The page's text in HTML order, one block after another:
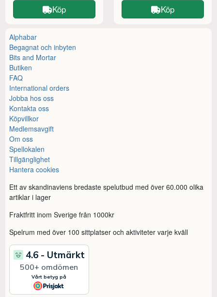
Köp Köp
Alphabar
Begagnat och inbyten
Bits and Mortar
Butiken
FAQ
International orders
Jobba hos oss
Kontakta oss
Köpvillkor
Medlemsavgift
Om oss
Spellokalen
Tillgänglighet
Hantera cookies
Ett av skandinaviens bredaste spelutbud med över 60.000 olika
artiklar i lager
Fraktfritt inom Sverige från 1000kr
Spelrum med över 100 sittplatser och aktiviteter varje kväll